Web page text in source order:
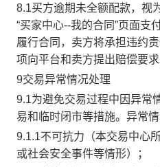
8.1买方逾期未全额配款，视
“买家中心--我的合同”页面
履行合同，卖方将承担违约
项向平台和卖方提出赔偿要求
9交易异常情况处理
9.1为避免交易过程中因异常
易和临时闭市等措施。异常情
9.1.1不可抗力（本交易中心
或社会安全事件等情形）；